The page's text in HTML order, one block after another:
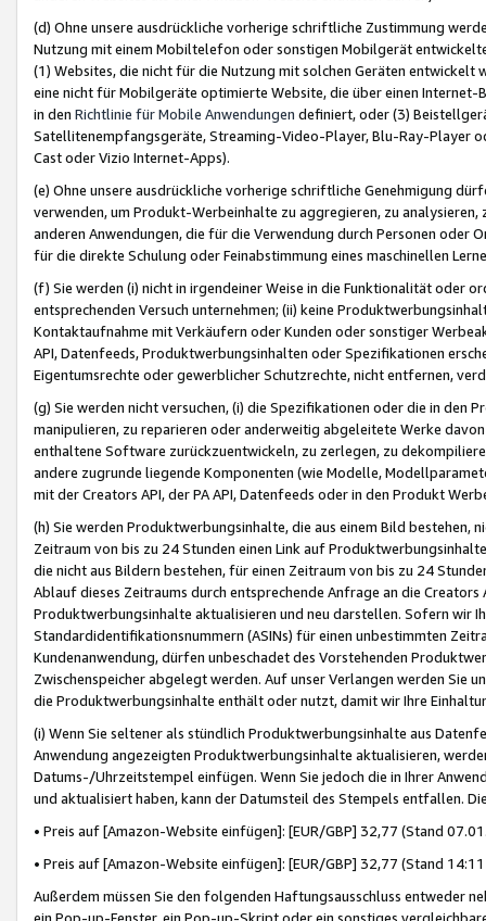
(d) Ohne unsere ausdrückliche vorherige schriftliche Zustimmung
Nutzung mit einem Mobiltelefon oder sonstigen Mobilgerät
(1) Websites, die nicht für die Nutzung mit solchen Geräten
eine nicht für Mobilgeräte optimierte Website, die über einen
in den Richtlinie für Mobile Anwendungen definiert, oder (3)
Satellitenempfangsgeräte, Streaming-Video-Player, Blu-Ray-Player
Cast oder Vizio Internet-Apps).
(e) Ohne unsere ausdrückliche vorherige schriftliche Genehmigung
verwenden, um Produkt-Werbeinhalte zu aggregieren, zu
anderen Anwendungen, die für die Verwendung durch Personen
für die direkte Schulung oder Feinabstimmung eines maschinellen
(f) Sie werden (i) nicht in irgendeiner Weise in die Funktionalität oder
entsprechenden Versuch unternehmen; (ii) keine
Kontaktaufnahme mit Verkäufern oder Kunden oder sonstiger
API, Datenfeeds, Produktwerbungsinhalten oder Spezifikationen
Eigentumsrechte oder gewerblicher Schutzrechte, nicht entfernen,
(g) Sie werden nicht versuchen, (i) die Spezifikationen oder die in
manipulieren, zu reparieren oder anderweitig abgeleitete Werke
enthaltene Software zurückzuentwickeln, zu zerlegen, zu
andere zugrunde liegende Komponenten (wie Modelle,
mit der Creators API, der PA API, Datenfeeds oder in den Produkt
(h) Sie werden Produktwerbungsinhalte, die aus einem Bild bestehen,
Zeitraum von bis zu 24 Stunden einen Link auf
die nicht aus Bildern bestehen, für einen Zeitraum von bis zu 24
Ablauf dieses Zeitraums durch entsprechende Anfrage an die
Produktwerbungsinhalte aktualisieren und neu darstellen. Sofern wir
Standardidentifikationsnummern (ASINs) für einen unbestimmten
Kundenanwendung, dürfen unbeschadet des Vorstehenden
Zwischenspeicher abgelegt werden. Auf unser Verlangen werden Sie
die Produktwerbungsinhalte enthält oder nutzt, damit wir Ihre
(i) Wenn Sie seltener als stündlich Produktwerbungsinhalte aus
Anwendung angezeigten Produktwerbungsinhalte aktualisieren,
Datums-/Uhrzeitstempel einfügen. Wenn Sie jedoch die in Ihrer
und aktualisiert haben, kann der Datumsteil des Stempels entfallen.
• Preis auf [Amazon-Website einfügen]: [EUR/GBP] 32,77 (Stand
• Preis auf [Amazon-Website einfügen]: [EUR/GBP] 32,77 (Stand
Außerdem müssen Sie den folgenden Haftungsausschluss entweder
ein Pop-up-Fenster, ein Pop-up-Skript oder ein sonstiges